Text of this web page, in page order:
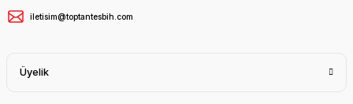
iletisim@toptantesbih.com
Üyelik